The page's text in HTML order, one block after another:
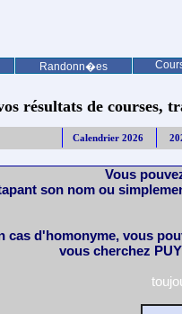
Randonn�es
résultats de courses,
Calendrier 2026
Vous
son nom ou
cas d'homonyme, vous
vous cherchez